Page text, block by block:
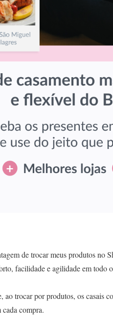
de trocar meus produtos no
facilidade e agilidade em todo
ao trocar por produtos, os casais
compra.